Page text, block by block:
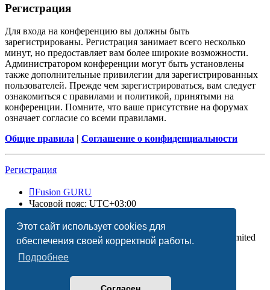
Этот сайт использует cookies для
обеспечения своей корректной работы.
Подробнее
Регистрация
Для входа на конференцию вы должны быть
зарегистрированы. Регистрация занимает всего несколько
минут, но предоставляет вам более широкие возможности.
Администратором конференции могут быть установлены
также дополнительные привилегии для зарегистрированных
пользователей. Прежде чем зарегистрироваться, вам следует
ознакомиться с правилами и политикой, принятыми на
конференции. Помните, что ваше присутствие на форумах
означает согласие со всеми правилами.
Общие правила | Соглашение о конфиденциальности
Регистрация
Fusion GURU
Часовой пояс: UTC+03:00
Создано на основеphpBB® Forum Software © phpBB Limited